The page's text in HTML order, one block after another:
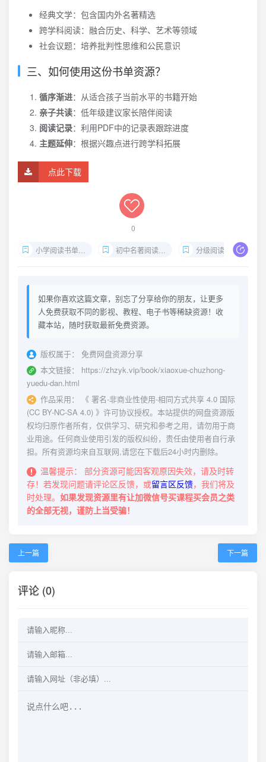
经典文学：包含国内外名著精选
跨学科阅读：融合历史、科学、艺术等领域
社会议题：培养批判性思维和公民意识
三、如何使用这份书单资源？
循序渐进：从适合孩子当前水平的书籍开始
亲子共读：低年级建议家长陪伴阅读
阅读记录：利用PDF中的记录表跟踪进度
主题延伸：根据兴趣点进行跨学科拓展
点此下载
0
小学阅读书单推荐 初中名著阅读指南 分级阅读PDF下载
如果你喜欢这篇文章，别忘了分享给你的朋友，让更多
人免费获取不同的影视、教程、电子书等稀缺资源！收
藏本站，随时获取最新免费资源。
版权属于：
免费网盘资源分享
本文链接：
https://zhzyk.vip/book/xiaoxue-chuzhong-
yuedu-dan.html
作品采用：
《 署名-非商业性使用-相同方式共享 4.0 国际
(CC BY-NC-SA 4.0) 》许可协议授权。本站提供的网盘资源版
权均归原作者所有，仅供学习、研究和参考之用，请勿用于商
业用途。任何商业使用引发的版权纠纷，责任由使用者自行承
担。所有资源均来自互联网,请您在下载后24小时内删除。
温馨提示：
部分资源可能因客观原因失效，请及时转
存！若发现问题请评论区反馈，或留言区反馈，我们将及
时处理。 如果发现资源里有让加微信号买课程买会员之类
的全部无视，谨防上当受骗！
上一篇 下一篇
评论 (0)